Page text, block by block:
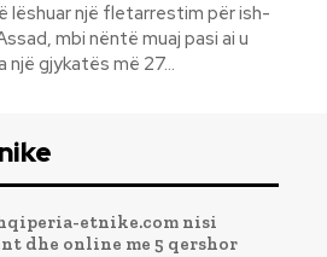
lëshuar një fletarrestim për ish-
mbi nëntë muaj pasi ai u
gjykatës më 27...
etnike.com nisi
dhe online me 5 qershor